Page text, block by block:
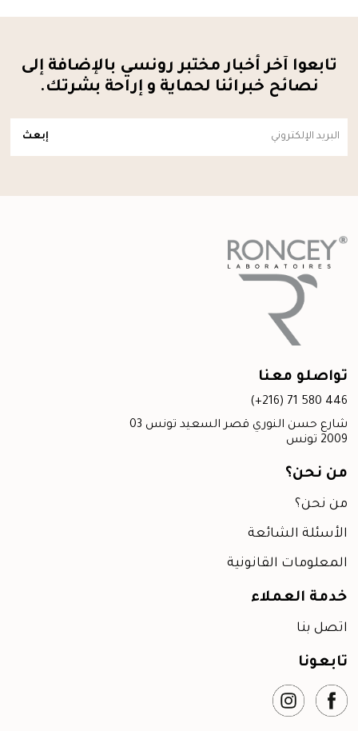
تابعوا آخر أخبار مختبر رونسي بالإضافة إلى
نصائح خبرائنا لحماية و إراحة بشرتك.
معنا
(+216) 71 580
03 شارع حسن النوري قصر السعيد تونس
تونس
نحن؟
نحن؟
الشائعة
القانونية
العملاء
بنا